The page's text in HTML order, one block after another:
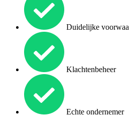
Duidelijke
Klachtenbeheer
Echte ondernemer